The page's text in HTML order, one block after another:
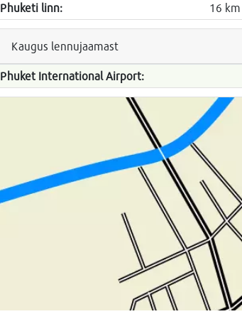
Phuketi linn:
16 km
Kaugus lennujaamast
Phuket International Airport: